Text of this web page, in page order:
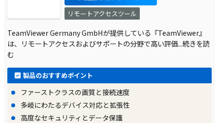
リモートアクセスツール
TeamViewer Germany GmbHが提供している『TeamViewer』
は、リモートアクセスおよびサポートの分野で高い評価...続きを読
む
製品のおすすめポイント
ファーストクラスの画質と接続速度
多岐にわたるデバイス対応と拡張性
高度なセキュリティとデータ保護